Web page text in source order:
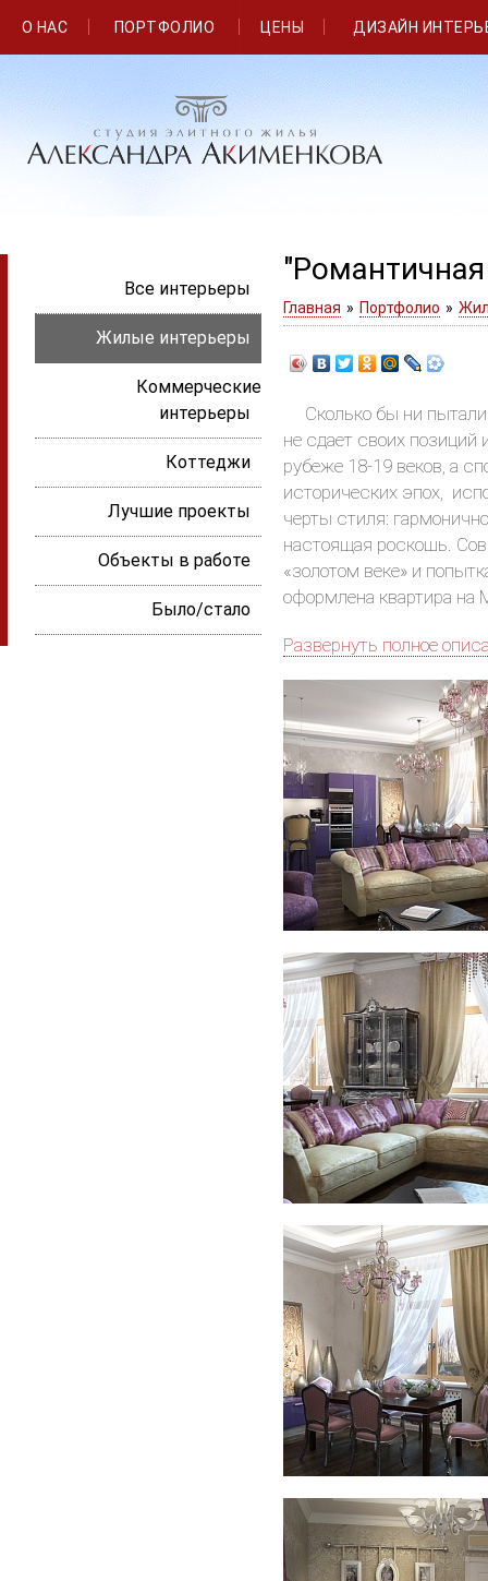
О НАС ПОРТФОЛИО ЦЕНЫ ДИЗАЙН
Все интерьеры
Жилые интерьеры
Коммерческие
интерьеры
Коттеджи
Лучшие проекты
Объекты в работе
Было/стало
Главная » Портфолио »
Сколько бы ни
не сдает своих позиций
рубеже 18-19 веков, а
исторических эпох,
черты стиля:
настоящая роскошь.
«золотом веке» и
оформлена квартира на
Развернуть полное